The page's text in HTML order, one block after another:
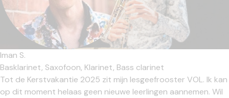
Iman S.
Basklarinet, Saxofoon, Klarinet, Bass clarinet
Tot de Kerstvakantie 2025 zit mijn lesgeefrooster VOL. Ik kan
op dit moment helaas geen nieuwe leerlingen aannemen. Wil